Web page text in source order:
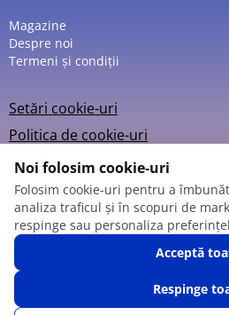
Magazine
Despre noi
Termeni și condiții
Setări cookie-uri
Politica de cookie-uri
© 2013 –
Noi folosim cookie-uri
Folosim cookie-uri pentru a
analiza traficul și în scopuri de
respinge sau personaliza
Acceptă
Respinge